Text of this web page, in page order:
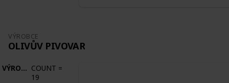
VÝROBCE
OLIVŮV PIVOVAR
VÝROBCE COUNT =
19